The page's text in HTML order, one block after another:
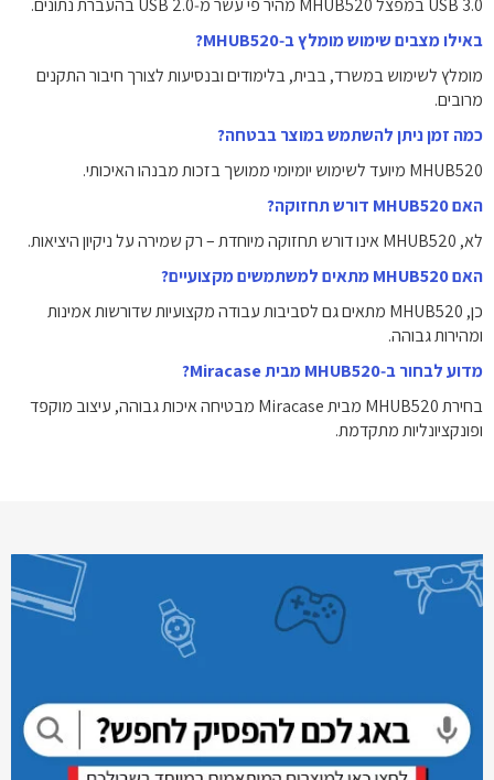
USB 3.0 במפצל MHUB520 מהיר פי עשר מ‑USB 2.0 בהעברת נתונים.
באילו מצבים שימוש מומלץ ב‑MHUB520?
מומלץ לשימוש במשרד, בבית, בלימודים ובנסיעות לצורך חיבור התקנים
מרובים.
כמה זמן ניתן להשתמש במוצר בבטחה?
MHUB520 מיועד לשימוש יומיומי ממושך בזכות מבנהו האיכותי.
האם MHUB520 דורש תחזוקה?
לא, MHUB520 אינו דורש תחזוקה מיוחדת – רק שמירה על ניקיון היציאות.
האם MHUB520 מתאים למשתמשים מקצועיים?
כן, MHUB520 מתאים גם לסביבות עבודה מקצועיות שדורשות אמינות
ומהירות גבוהה.
מדוע לבחור ב‑MHUB520 מבית Miracase?
בחירת MHUB520 מבית Miracase מבטיחה איכות גבוהה, עיצוב מוקפד
ופונקציונליות מתקדמת.